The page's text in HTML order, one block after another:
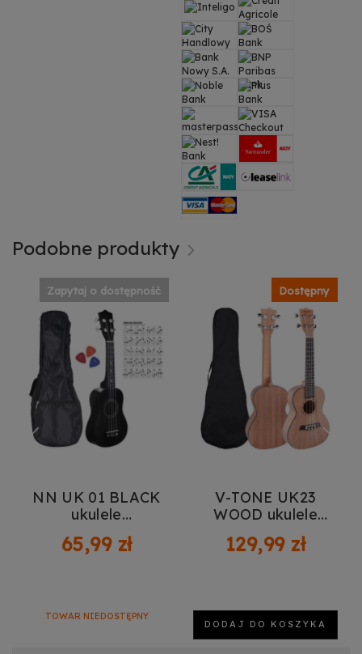
Podobne produkty
Zapytaj o dostępność
NN UK 01 BLACK
ukulele
sopranowe
czarne pokrowiec
65,99 zł
TOWAR NIEDOSTĘPNY
Dostępny
V-TONE UK23
WOOD ukulele
koncertowe
akustyczne 23" +
129,99 zł
DODAJ DO KOSZYKA